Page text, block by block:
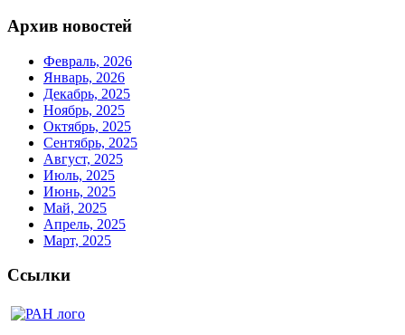
Архив новостей
Февраль, 2026
Январь, 2026
Декабрь, 2025
Ноябрь, 2025
Октябрь, 2025
Сентябрь, 2025
Август, 2025
Июль, 2025
Июнь, 2025
Май, 2025
Апрель, 2025
Март, 2025
Ссылки